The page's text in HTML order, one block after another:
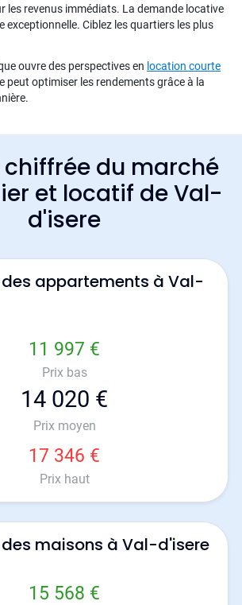
les revenus immédiats. La demande locative
exceptionnelle. Ciblez les quartiers les plus
ouvre des perspectives en location courte
peut optimiser les rendements grâce à la
chiffrée du marché
et locatif de Val-
d'isere
appartements à Val-
11 997 €
Prix bas
14 020 €
Prix moyen
17 346 €
Prix haut
maisons à Val-d'isere
15 568 €